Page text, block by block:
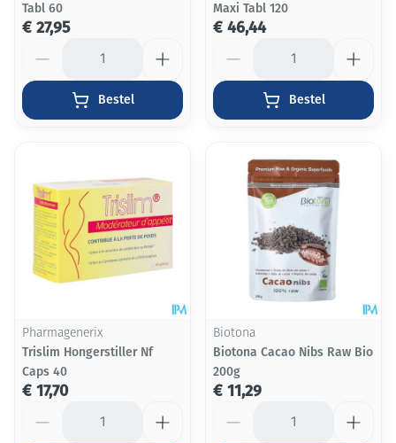
Tabl 60
€ 27,95
Bestel
Maxi Tabl 120
€ 46,44
Bestel
Pharmagenerix
Trislim Hongerstiller Nf
Caps 40
€ 17,70
Biotona
Biotona Cacao Nibs Raw Bio
200g
€ 11,29